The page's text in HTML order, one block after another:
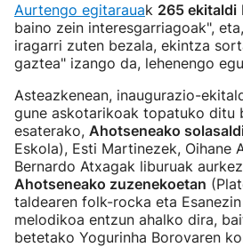
Aurtengo egitarauak 265 ekitaldi
baino zein interesgarriagoak",
iragarri zuten bezala, ekintza
gaztea" izango da, lehenengo
Asteazkenean, inaugurazio-
gune askotarikoak topatuko ditu
esaterako, Ahotseneako
Eskola), Esti Martinezek, Oihane
Bernardo Atxagak liburuak
Ahotseneako zuzenekoetan
taldearen folk-rocka eta
melodikoa entzun ahalko dira,
betetako Yogurinha Borovaren